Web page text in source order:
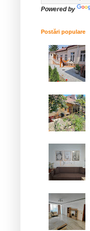
Powered by
Postări populare